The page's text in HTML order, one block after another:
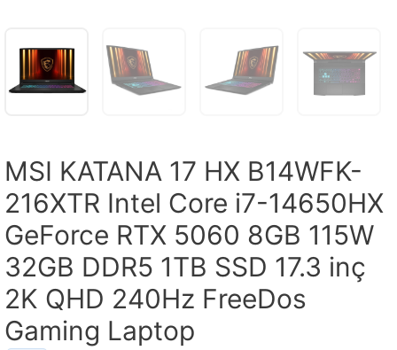
MSI KATANA 17 HX B14WFK-
216XTR Intel Core i7-14650HX
GeForce RTX 5060 8GB 115W
32GB DDR5 1TB SSD 17.3 inç
2K QHD 240Hz FreeDos
Gaming Laptop